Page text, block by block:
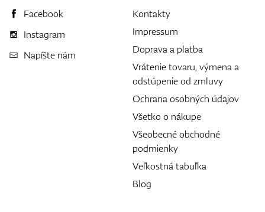
Facebook
Instagram
Napíšte nám
Kontakty
Impressum
Doprava a platba
Vrátenie tovaru, výmena a
odstúpenie od zmluvy
Ochrana osobných údajov
Všetko o nákupe
Všeobecné obchodné
podmienky
Veľkostná tabuľka
Blog